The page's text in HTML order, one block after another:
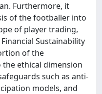
Furthermore, it
of the footballer into
of player trading,
Sustainability
of the
ethical dimension
such as anti-
models, and